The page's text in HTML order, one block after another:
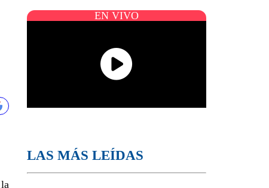
EN VIVO
LAS MÁS LEÍDAS